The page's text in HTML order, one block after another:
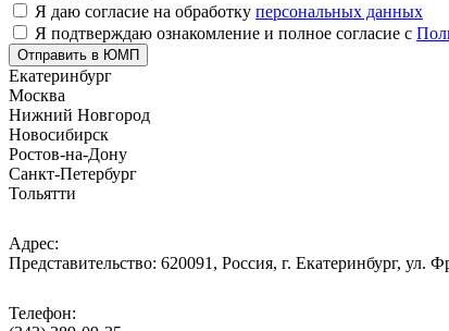
Я даю согласие на обработку персональных данных
Я подтверждаю ознакомление и полное согласие с
Отправить в ЮМП
Екатеринбург
Москва
Нижний Новгород
Новосибирск
Ростов-на-Дону
Санкт-Петербург
Тольятти
Адрес:
Представительство: 620091, Россия, г. Екатеринбург, ул.
Телефон: